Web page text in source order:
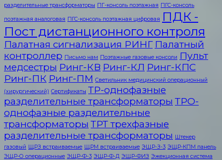
разделительные трансформаторы ПГ-консоль поэтажная ПГС-консоль
поэтажная аналоговая ПГС-консоль поэтажная цифровая
ПДК -
Пост дистанционного контроля
Палатная сигнализация РИНГ Палатный
контроллер Письмо нам Поэтажные газовые консоли Пульт
медсестры Ринг-КВ Ринг-КЛ Ринг-КПС
Ринг-ПК Ринг-ПМ Светильник медицинский операционный
(хирургический) Сертификаты ТР-однофазные
разделительные трансформаторы ТРО-
однофазные разделительные
трансформаторы ТРТ трехфазные
разделительные трансформаторы Штекер
газовый ЩРЗ встраиваемые ЩРМ встраиваемые ЭЩР-З-3 ЭЩР-КПМ панель
ЭЩР-О операционные ЭЩР-Ф-3 ЭЩР-Ф-Д ЭЩР-ФИЗ Эжекционная система